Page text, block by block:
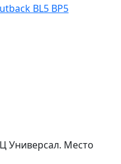
BL5 BP5
Универсал. Место